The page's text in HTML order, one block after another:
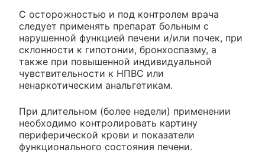
С осторожностью и под контролем врача
следует применять препарат больным с
нарушенной функцией печени и/или почек, при
склонности к гипотонии, бронхоспазму, а
также при повышенной индивидуальной
чувствительности к НПВС или
ненаркотическим анальгетикам.
При длительном (более недели) применении
необходимо контролировать картину
периферической крови и показатели
функционального состояния печени.